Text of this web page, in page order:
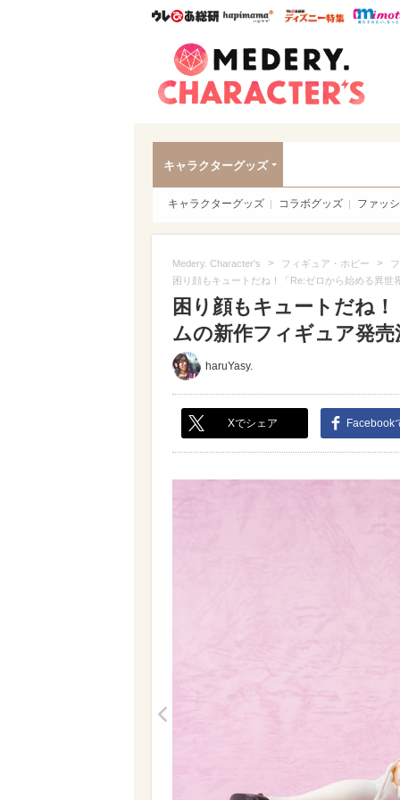
ウレぴあ総研ハピママ*
ウレぴ
キャラクターグッズ
キャラクターグッズ コラボグッズ ファッ
Medery. Character's > フィギュア・ホビー >
困り顔もキュートだね！「Re:ゼロから始める異
困り顔もキュートだね
ムの新作フィギュア発売
haruYasy.
Xでシェア Facebook